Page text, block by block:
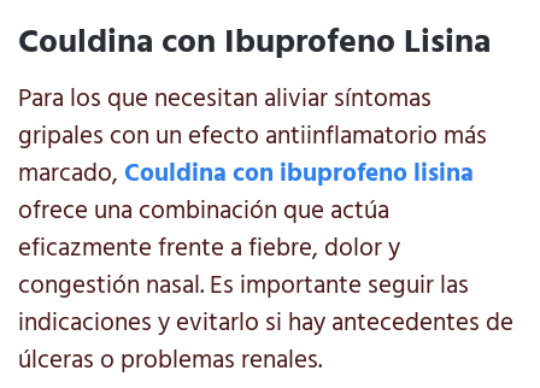
Couldina con Ibuprofeno Lisina
Para los que necesitan aliviar síntomas
gripales con un efecto antiinflamatorio más
marcado,Couldina con ibuprofeno lisina
ofrece una combinación que actúa
eficazmente frente a fiebre, dolor y
congestión nasal. Es importante seguir las
indicaciones y evitarlo si hay antecedentes de
úlceras o problemas renales.